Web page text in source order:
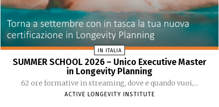
IN ITALIA
SUMMER SCHOOL 2026 – Unico Executive Master
in Longevity Planning
62 ore formative in streaming, dove e quando vuoi,...
ACTIVE LONGEVITY INSTITUTE